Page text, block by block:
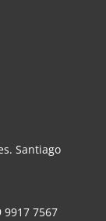
Santiago
9917 7567